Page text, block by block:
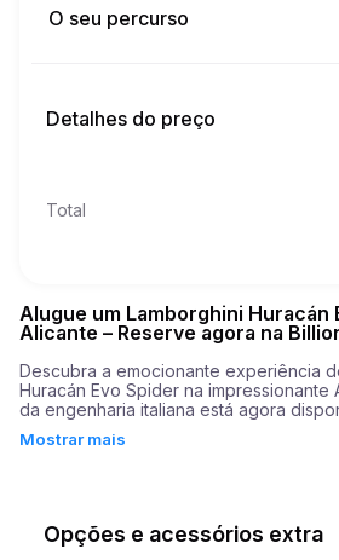
O seu percurso
Acabamento
Detalhes do preço
Total
Alugue um Lamborghini Huracán
Alicante – Reserve agora na
Descubra a emocionante experiência
Huracán Evo Spider na impressionante
da engenharia italiana está agora
inigualável. Equipado com um
estrada aberta.
Mostrar mais
Opções e acessórios extra